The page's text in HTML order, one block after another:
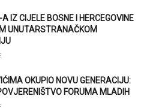
IZ CIJELE BOSNE I HERCEGOVINE
UNUTARSTRANAČKOM
OKUPIO NOVU GENERACIJU:
FORUMA MLADIH